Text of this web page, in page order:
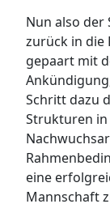
Nun also der
zurück in die
gepaart mit
Schritt dazu
Strukturen
eine
Mannschaft